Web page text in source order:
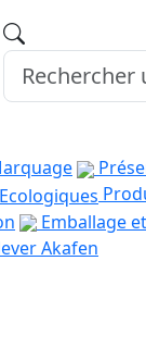
Emballage
Akafen